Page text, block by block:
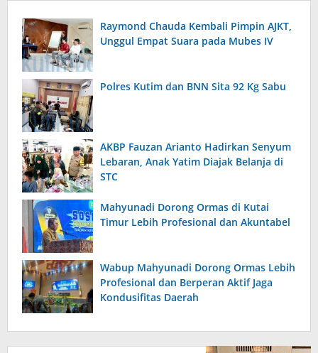
Raymond Chauda Kembali Pimpin AJKT,
Unggul Empat Suara pada Mubes IV
Polres Kutim dan BNN Sita 92 Kg Sabu
AKBP Fauzan Arianto Hadirkan Senyum
Lebaran, Anak Yatim Diajak Belanja di
STC
Mahyunadi Dorong Ormas di Kutai
Timur Lebih Profesional dan Akuntabel
Wabup Mahyunadi Dorong Ormas Lebih
Profesional dan Berperan Aktif Jaga
Kondusifitas Daerah